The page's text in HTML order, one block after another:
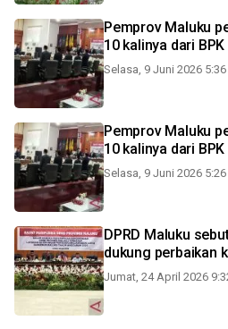
Pemprov Maluku
10 kalinya dari BPK
Selasa, 9 Juni 2026 5:36
Pemprov Maluku
10 kalinya dari BPK
Selasa, 9 Juni 2026 5:26
DPRD Maluku
dukung perbaikan
Jumat, 24 April 2026